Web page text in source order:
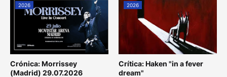
2026
Crónica: Morrissey
(Madrid) 29.07.2026
2026
Crítica: Haken "in a fever
dream"